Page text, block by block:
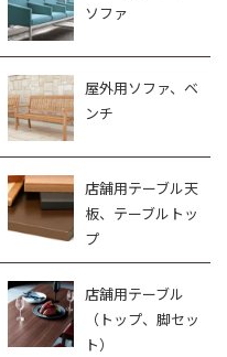
ソファ
屋外用ソファ、ベ
ンチ
店舗用テーブル天
板、テーブルトッ
プ
店舗用テーブル
（トップ、脚セッ
ト）